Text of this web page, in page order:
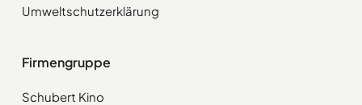
Umweltschutzerklärung
Firmengruppe
Schubert Kino